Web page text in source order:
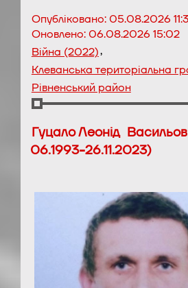
Опубліковано:05.08.2026
Оновлено:06.08.2026 15:02
Війна (2022),
Клеванська територіальна
Рівненський район
Гуцало Леонід
06.1993-26.11.2023)